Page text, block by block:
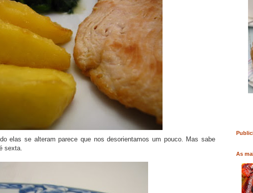
elas se alteram parece que nos desorientamos um pouco. Mas sabe
sexta.
COMPRAR LIVRO
As